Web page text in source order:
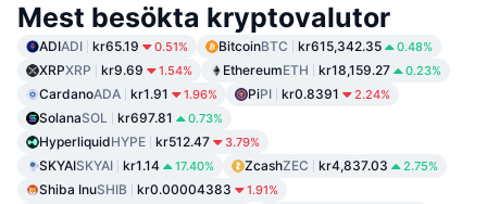
Mest besökta kryptovalutor
ADIADI kr65.19 0.51% BitcoinBTC kr615,342.35 0.48%
XRPXRP kr9.69 1.54% EthereumETH kr18,159.27 0.23%
CardanoADA kr1.91 1.96% PiPI kr0.8391 2.24%
SolanaSOL kr697.81 0.73%
HyperliquidHYPE kr512.47 3.79%
SKYAISKYAI kr1.14 17.40% ZcashZEC kr4,837.03 2.75%
Shiba InuSHIB kr0.00004383 1.91%